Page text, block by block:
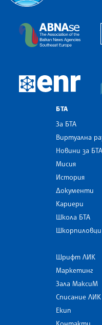
The
БТА
За БТА
Виртуална
Новини за БТА
Мисия
История
Документи
Кариери
Школа БТА
Шкорпиловци
Шрифт ЛИК
Маркетинг
Зала МаксиМ
Списание ЛИК
Екип